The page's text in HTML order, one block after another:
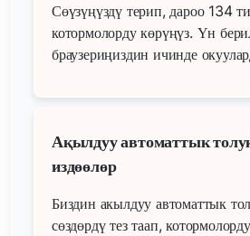
Сөүзүңүздү терип, дароо 134
котормолорду көрүңүз. Үн
браузериңиздин ичинде
Ақылдуу автоматтык
издөөлөр
Биздин акылдуу автоматтык
сөздөрдү тез таап,